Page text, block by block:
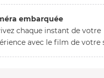
embarquée
chaque instant de votre
avec le film de votre